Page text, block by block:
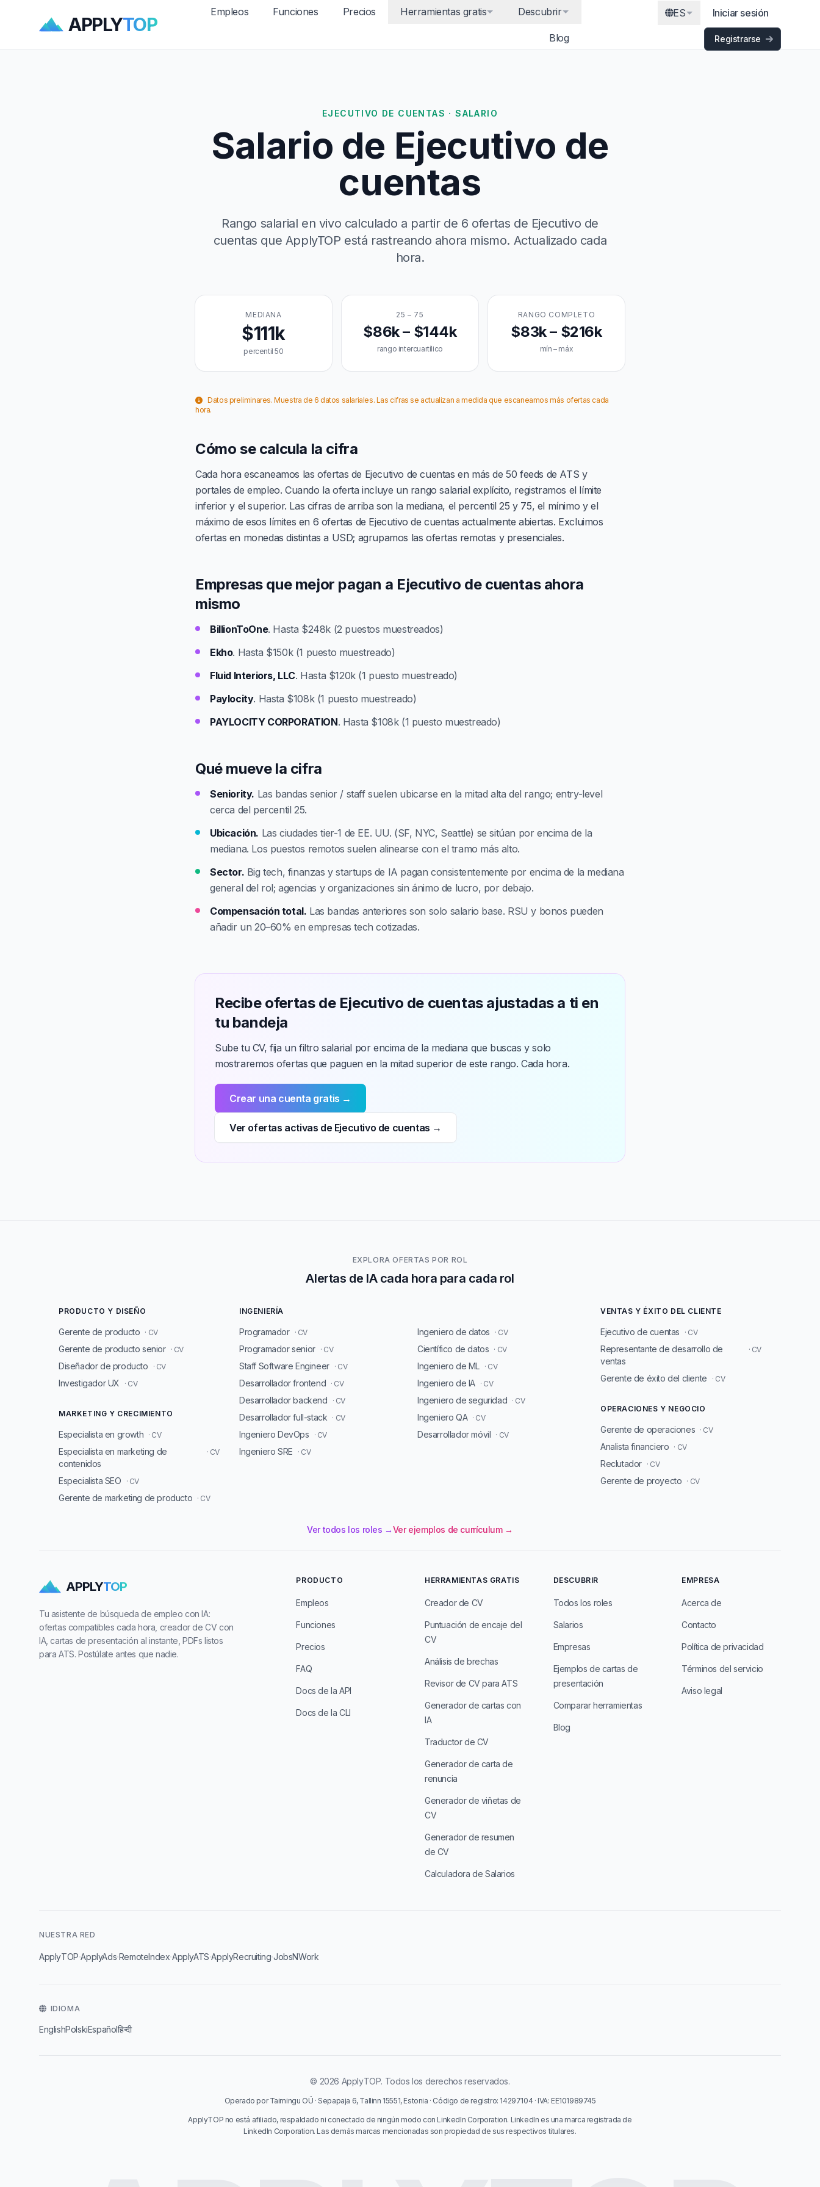
APPLYTOP
Empleos Funciones Precios Herramientas gratis Descubrir
Blog
ES Iniciar sesión
Registrarse
EJECUTIVO DE CUENTAS · SALARIO
Salario de Ejecutivo de
cuentas
Rango salarial en vivo calculado a partir de 6 ofertas de Ejecutivo de
cuentas que ApplyTOP está rastreando ahora mismo. Actualizado cada
hora.
MEDIANA
$111k
percentil 50
25 – 75
$86k – $144k
rango intercuartílico
RANGO COMPLETO
$83k – $216k
mín – máx
Datos preliminares. Muestra de 6 datos salariales. Las cifras se actualizan a medida que escaneamos más ofertas cada
hora.
Cómo se calcula la cifra
Cada hora escaneamos las ofertas de Ejecutivo de cuentas en más de 50 feeds de ATS y
portales de empleo. Cuando la oferta incluye un rango salarial explícito, registramos el límite
inferior y el superior. Las cifras de arriba son la mediana, el percentil 25 y 75, el mínimo y el
máximo de esos límites en 6 ofertas de Ejecutivo de cuentas actualmente abiertas. Excluimos
ofertas en monedas distintas a USD; agrupamos las ofertas remotas y presenciales.
Empresas que mejor pagan a Ejecutivo de cuentas ahora
mismo
BillionToOne. Hasta $248k (2 puestos muestreados)
Ekho. Hasta $150k (1 puesto muestreado)
Fluid Interiors, LLC. Hasta $120k (1 puesto muestreado)
Paylocity. Hasta $108k (1 puesto muestreado)
PAYLOCITY CORPORATION. Hasta $108k (1 puesto muestreado)
Qué mueve la cifra
Seniority. Las bandas senior / staff suelen ubicarse en la mitad alta del rango; entry-level
cerca del percentil 25.
Ubicación. Las ciudades tier-1 de EE. UU. (SF, NYC, Seattle) se sitúan por encima de la
mediana. Los puestos remotos suelen alinearse con el tramo más alto.
Sector. Big tech, finanzas y startups de IA pagan consistentemente por encima de la mediana
general del rol; agencias y organizaciones sin ánimo de lucro, por debajo.
Compensación total. Las bandas anteriores son solo salario base. RSU y bonos pueden
añadir un 20–60% en empresas tech cotizadas.
Recibe ofertas de Ejecutivo de cuentas ajustadas a ti en
tu bandeja
Sube tu CV, fija un filtro salarial por encima de la mediana que buscas y solo
mostraremos ofertas que paguen en la mitad superior de este rango. Cada hora.
Crear una cuenta gratis →
Ver ofertas activas de Ejecutivo de cuentas →
EXPLORA OFERTAS POR ROL
Alertas de IA cada hora para cada rol
PRODUCTO Y DISEÑO
Gerente de producto · CV
Gerente de producto senior · CV
Diseñador de producto · CV
Investigador UX · CV
MARKETING Y CRECIMIENTO
Especialista en growth · CV
Especialista en marketing de
contenidos
· CV
Especialista SEO · CV
Gerente de marketing de producto · CV
INGENIERÍA
Programador · CV
Programador senior · CV
Staff Software Engineer · CV
Desarrollador frontend · CV
Desarrollador backend · CV
Desarrollador full-stack · CV
Ingeniero DevOps · CV
Ingeniero SRE · CV
Ingeniero de datos · CV
Científico de datos · CV
Ingeniero de ML · CV
Ingeniero de IA · CV
Ingeniero de seguridad · CV
Ingeniero QA · CV
Desarrollador móvil · CV
VENTAS Y ÉXITO DEL CLIENTE
Ejecutivo de cuentas · CV
Representante de desarrollo de
ventas
· CV
Gerente de éxito del cliente · CV
OPERACIONES Y NEGOCIO
Gerente de operaciones · CV
Analista financiero · CV
Reclutador · CV
Gerente de proyecto · CV
Ver todos los roles →Ver ejemplos de currículum →
APPLYTOP
Tu asistente de búsqueda de empleo con IA:
ofertas compatibles cada hora, creador de CV con
IA, cartas de presentación al instante, PDFs listos
para ATS. Postúlate antes que nadie.
PRODUCTO
Empleos
Funciones
Precios
FAQ
Docs de la API
Docs de la CLI
HERRAMIENTAS GRATIS
Creador de CV
Puntuación de encaje del
CV
Análisis de brechas
Revisor de CV para ATS
Generador de cartas con
IA
Traductor de CV
Generador de carta de
renuncia
Generador de viñetas de
CV
Generador de resumen
de CV
Calculadora de Salarios
DESCUBRIR
Todos los roles
Salarios
Empresas
Ejemplos de cartas de
presentación
Comparar herramientas
Blog
EMPRESA
Acerca de
Contacto
Política de privacidad
Términos del servicio
Aviso legal
NUESTRA RED
ApplyTOP·ApplyAds·RemoteIndex·ApplyATS·ApplyRecruiting·JobsNWork
IDIOMA
EnglishPolskiEspañolहिन्दी
© 2026 ApplyTOP. Todos los derechos reservados.
Operado por Taimingu OÜ · Sepapaja 6, Tallinn 15551, Estonia · Código de registro: 14297104 · IVA: EE101989745
ApplyTOP no está afiliado, respaldado ni conectado de ningún modo con LinkedIn Corporation. LinkedIn es una marca registrada de
LinkedIn Corporation. Las demás marcas mencionadas son propiedad de sus respectivos titulares.